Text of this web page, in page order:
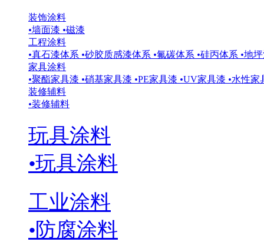
装饰涂料
•墙面漆 •磁漆
工程涂料
•真石漆体系 •砂胶质感漆体系 •氟碳体系 •硅丙体系 •地
家具涂料
•聚酯家具漆 •硝基家具漆 •PE家具漆 •UV家具漆 •水性家
装修辅料
•装修辅料
玩具涂料
•玩具涂料
工业涂料
•防腐涂料